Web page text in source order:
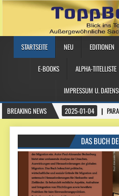
STARTSEITE NEU EDITIONEN
E-BOOKS ALPHA-TITELLISTE
IMPRESSUM U.
BREAKING NEWS
2025-01-04
DAS BUCH